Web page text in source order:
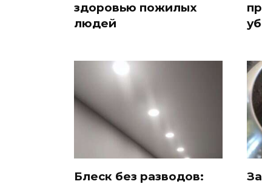
здоровью пожилых
людей
Блеск без разводов: